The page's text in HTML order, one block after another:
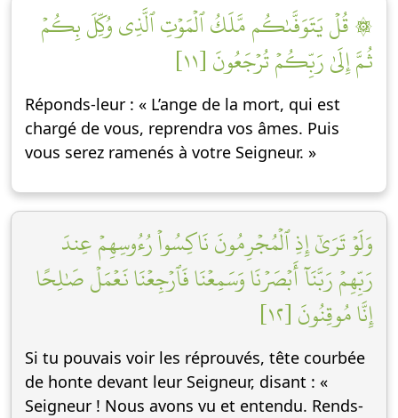
۞ قُلۡ يَتَوَفَّىٰكُم مَّلَكُ ٱلۡمَوۡتِ ٱلَّذِي وُكِّلَ بِكُمۡ
ثُمَّ إِلَىٰ رَبِّكُمۡ تُرۡجَعُونَ [١١]
Réponds-leur : « L’ange de la mort, qui est
chargé de vous, reprendra vos âmes. Puis
vous serez ramenés à votre Seigneur. »
وَلَوۡ تَرَىٰٓ إِذِ ٱلۡمُجۡرِمُونَ نَاكِسُواْ رُءُوسِهِمۡ عِندَ
رَبِّهِمۡ رَبَّنَآ أَبۡصَرۡنَا وَسَمِعۡنَا فَٱرۡجِعۡنَا نَعۡمَلۡ صَٰلِحًا
إِنَّا مُوقِنُونَ [١٢]
Si tu pouvais voir les réprouvés, tête courbée
de honte devant leur Seigneur, disant : «
Seigneur ! Nous avons vu et entendu. Rends-